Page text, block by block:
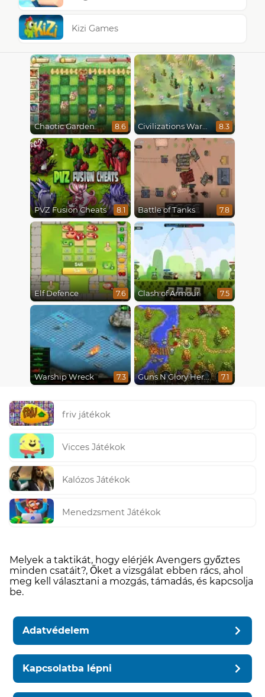
Kizi Games
Chaotic Garden 8.6 Civilizations Wars Master Edition 8.3
PVZ Fusion Cheats 8.1 Battle of Tanks 7.8
Elf Defence 7.6 Clash of Armour 7.5
Warship Wreck 7.3 Guns N Glory Heroes 7.1
friv játékok
Vicces Játékok
Kalózos Játékok
Menedzsment Játékok
Melyek a taktikát, hogy elérjék Avengers győztes
minden csatáit?, Őket a vizsgálat ebben rács, ahol
meg kell választani a mozgás, támadás, és kapcsolja
be.
Adatvédelem
Kapcsolatba lépni